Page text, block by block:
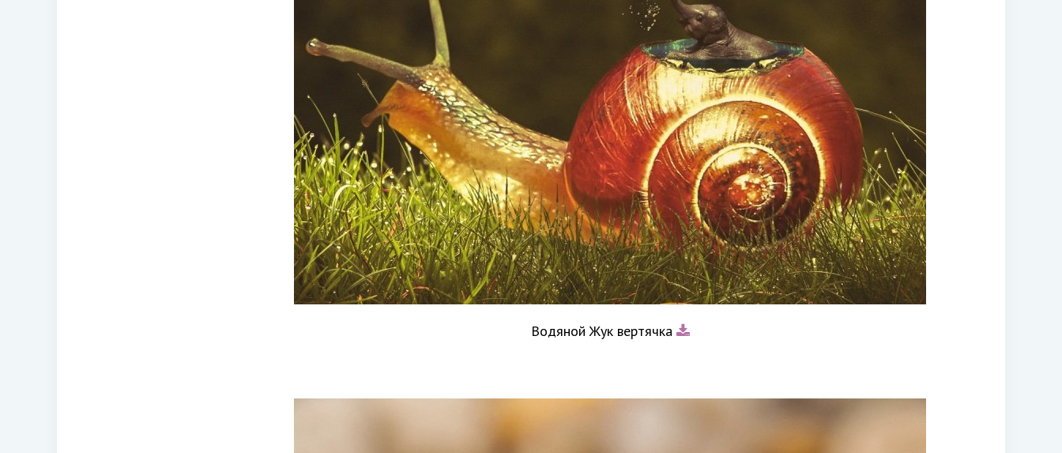
Водяной Жук вертячка